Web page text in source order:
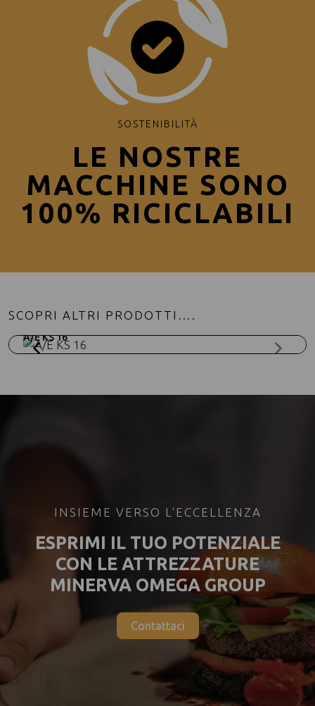
SOSTENIBILITÀ
LE NOSTRE
MACCHINE SONO
100% RICICLABILI
SCOPRI ALTRI PRODOTTI….
A/E KS 16
INSIEME VERSO L'ECCELLENZA
ESPRIMI IL TUO POTENZIALE
CON LE ATTREZZATURE
MINERVA OMEGA GROUP
Contattaci